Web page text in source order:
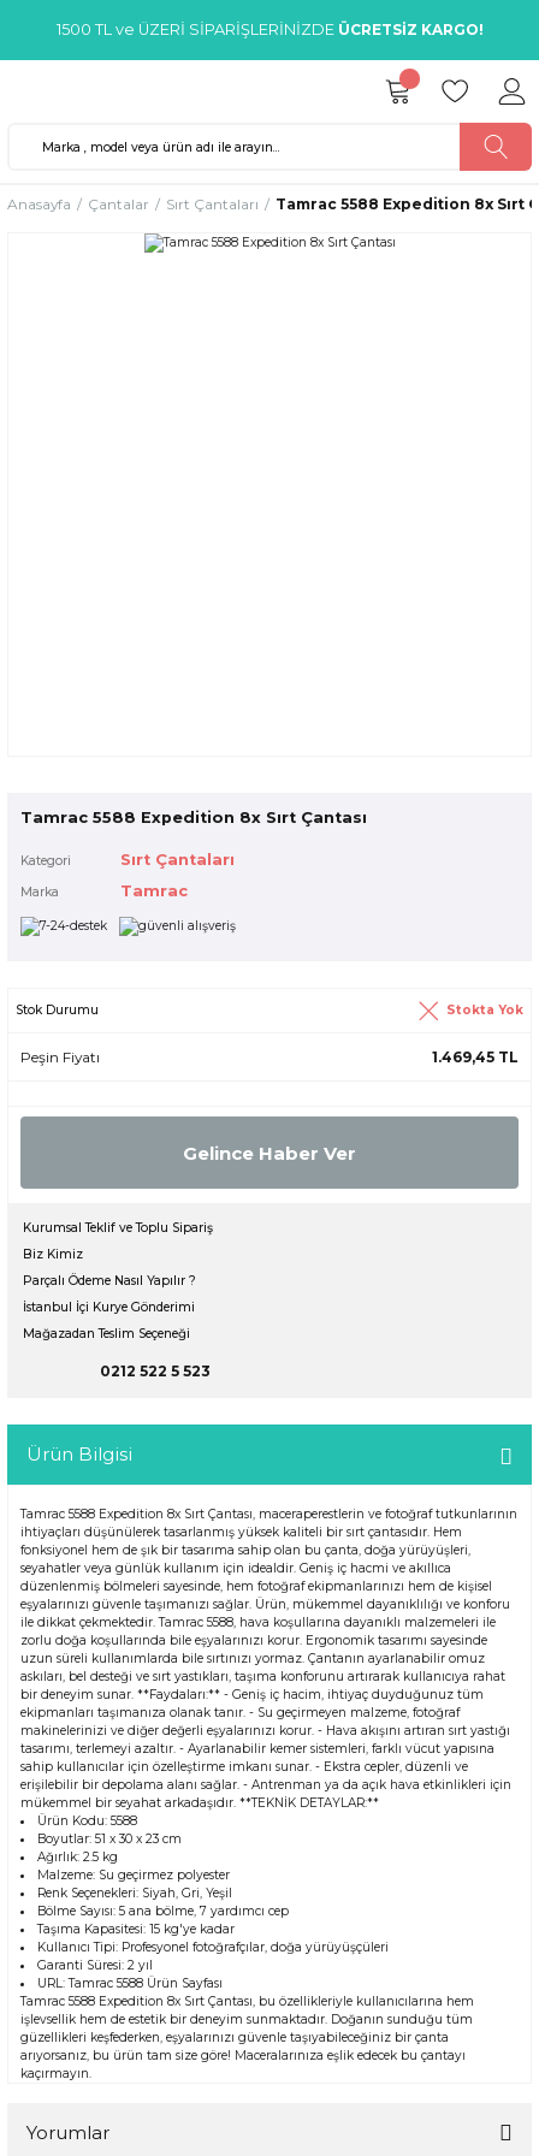
1500 TL ve ÜZERİ SİPARİŞLERİNİZDE ÜCRETSİZ KARGO!
Anasayfa Çantalar Sırt Çantaları Tamrac 5588 Expedition 8x Sırt
Tamrac 5588 Expedition 8x Sırt Çantası
Kategori Sırt Çantaları
Marka Tamrac
Stok Durumu Stokta Yok
Peşin Fiyatı 1.469,45 TL
Gelince Haber Ver
Kurumsal Teklif ve Toplu Sipariş
Biz Kimiz
Parçalı Ödeme Nasıl Yapılır ?
İstanbul İçi Kurye Gönderimi
Mağazadan Teslim Seçeneği
0212 522 5 523
Ürün Bilgisi
Tamrac 5588 Expedition 8x Sırt Çantası, maceraperestlerin ve fotoğraf tutkunlarının
ihtiyaçları düşünülerek tasarlanmış yüksek kaliteli bir sırt çantasıdır. Hem
fonksiyonel hem de şık bir tasarıma sahip olan bu çanta, doğa yürüyüşleri,
seyahatler veya günlük kullanım için idealdir. Geniş iç hacmi ve akıllıca
düzenlenmiş bölmeleri sayesinde, hem fotoğraf ekipmanlarınızı hem de kişisel
eşyalarınızı güvenle taşımanızı sağlar. Ürün, mükemmel dayanıklılığı ve konforu
ile dikkat çekmektedir. Tamrac 5588, hava koşullarına dayanıklı malzemeleri ile
zorlu doğa koşullarında bile eşyalarınızı korur. Ergonomik tasarımı sayesinde
uzun süreli kullanımlarda bile sırtınızı yormaz. Çantanın ayarlanabilir omuz
askıları, bel desteği ve sırt yastıkları, taşıma konforunu artırarak kullanıcıya rahat
bir deneyim sunar. **Faydaları:** - Geniş iç hacim, ihtiyaç duyduğunuz tüm
ekipmanları taşımanıza olanak tanır. - Su geçirmeyen malzeme, fotoğraf
makinelerinizi ve diğer değerli eşyalarınızı korur. - Hava akışını artıran sırt yastığı
tasarımı, terlemeyi azaltır. - Ayarlanabilir kemer sistemleri, farklı vücut yapısına
sahip kullanıcılar için özelleştirme imkanı sunar. - Ekstra cepler, düzenli ve
erişilebilir bir depolama alanı sağlar. - Antrenman ya da açık hava etkinlikleri için
mükemmel bir seyahat arkadaşıdır. **TEKNİK DETAYLAR:**
Ürün Kodu: 5588
Boyutlar: 51 x 30 x 23 cm
Ağırlık: 2.5 kg
Malzeme: Su geçirmez polyester
Renk Seçenekleri: Siyah, Gri, Yeşil
Bölme Sayısı: 5 ana bölme, 7 yardımcı cep
Taşıma Kapasitesi: 15 kg'ye kadar
Kullanıcı Tipi: Profesyonel fotoğrafçılar, doğa yürüyüşçüleri
Garanti Süresi: 2 yıl
URL:Tamrac 5588 Ürün Sayfası
Tamrac 5588 Expedition 8x Sırt Çantası, bu özellikleriyle kullanıcılarına hem
işlevsellik hem de estetik bir deneyim sunmaktadır. Doğanın sunduğu tüm
güzellikleri keşfederken, eşyalarınızı güvenle taşıyabileceğiniz bir çanta
arıyorsanız, bu ürün tam size göre! Maceralarınıza eşlik edecek bu çantayı
kaçırmayın.
Yorumlar